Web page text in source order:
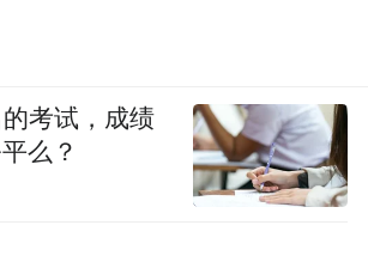
考试，成绩
么？